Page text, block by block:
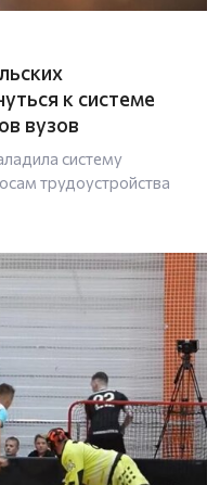
к системе
вузов
систему
трудоустройства